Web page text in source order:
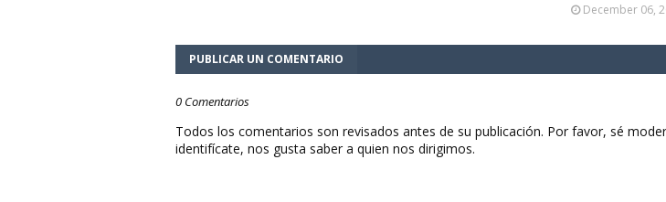
December 06,
PUBLICAR UN COMENTARIO
0 Comentarios
Todos los comentarios son revisados antes de su publicación. Por favor, sé
identifícate, nos gusta saber a quien nos dirigimos.